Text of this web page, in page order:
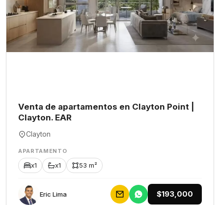
Venta de apartamentos en Clayton Point |
Clayton. EAR
Clayton
APARTAMENTO
x1 x1 53 m²
Eric Lima $193,000